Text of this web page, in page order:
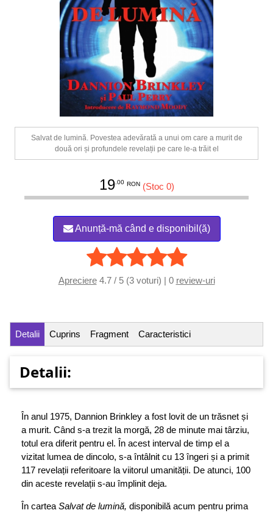
Salvat de lumină. Povestea adevărată a unui om care a murit de
două ori și profundele revelații pe care le-a trăit el
19.00 RON (Stoc 0)
Anunță-mă când e disponibil(ă)
Apreciere4.7 / 5 (3 voturi) | 0 review-uri
Detalii Cuprins Fragment Caracteristici
Detalii:
În anul 1975, Dannion Brinkley a fost lovit de un trăsnet și
a murit. Când s-a trezit la morgă, 28 de minute mai târziu,
totul era diferit pentru el. În acest interval de timp el a
vizitat lumea de dincolo, s-a întâlnit cu 13 îngeri și a primit
117 revelații referitoare la viitorul umanității. De atunci, 100
din aceste revelații s-au împlinit deja.
În cartea Salvat de lumină, disponibilă acum pentru prima